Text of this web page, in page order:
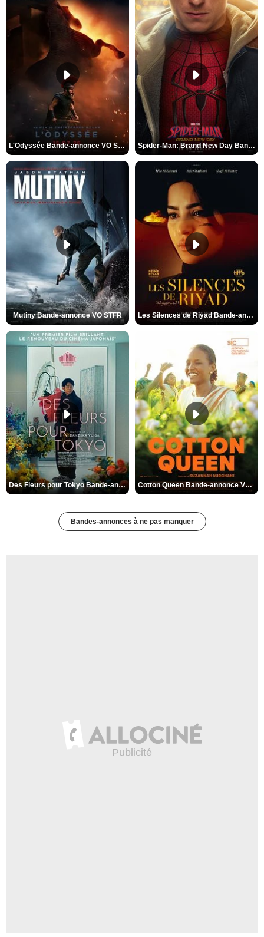
L'Odyssée Bande-annonce VO STFR Spider-Man: Brand New Day Bande-annonce VO STFR
Mutiny Bande-annonce VO STFR Les Silences de Riyad Bande-annonce VO STFR
Des Fleurs pour Tokyo Bande-annonce VO STFR Cotton Queen Bande-annonce VO STFR
Bandes-annonces à ne pas manquer